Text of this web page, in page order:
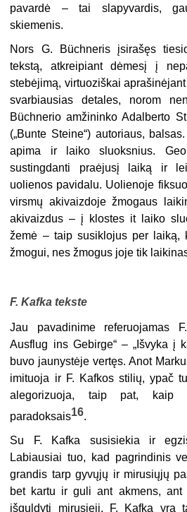
pavardė – tai slapyvardis,
skiemenis.
Nors G. Büchneris įsirašęs
tekstą, atkreipiant dėmesį į
stebėjimą, virtuoziškai
svarbiausias detales, norom
Büchnerio amžininko Adalberto
(„Bunte Steine“) autoriaus,
apima ir laiko sluoksnius.
sustingdanti praėjusį laiką ir
uolienos pavidalu. Uolienoje
virsmų akivaizdoje žmogaus
akivaizdus – į klostes it laiko
žemė – taip susiklojus per laiką,
žmogui, nes žmogus joje tik
F. Kafka tekste
Jau pavadinime referuojamas
Ausflug ins Gebirge“ – „Išvyka į
buvo jaunystėje vertęs. Anot
imituoja ir F. Kafkos stilių, ypač
alegorizuoja, taip pat, kaip
paradoksais16.
Su F. Kafka susisiekia ir
Labiausiai tuo, kad pagrindinis
grandis tarp gyvųjų ir mirusiųjų
bet kartu ir guli ant akmens, ant
išguldyti mirusieji. F. Kafka yra